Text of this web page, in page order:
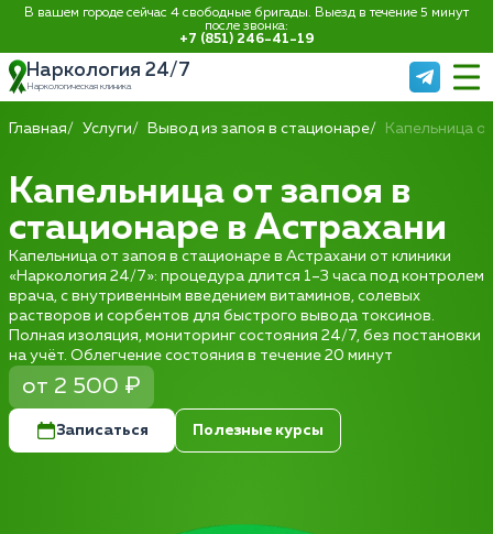
В вашем городе сейчас 4 свободные бригады. Выезд в течение 5 минут
после звонка:
+7 (851) 246-41-19
Наркология 24/7
Наркологическая клиника
Главная Услуги Вывод из запоя в стационаре Капельница
Капельница от запоя в
стационаре в Астрахани
Капельница от запоя в стационаре в Астрахани от клиники
«Наркология 24/7»: процедура длится 1–3 часа под контролем
врача, с внутривенным введением витаминов, солевых
растворов и сорбентов для быстрого вывода токсинов.
Полная изоляция, мониторинг состояния 24/7, без постановки
на учёт. Облегчение состояния в течение 20 минут
от 2 500 ₽
Записаться Полезные курсы